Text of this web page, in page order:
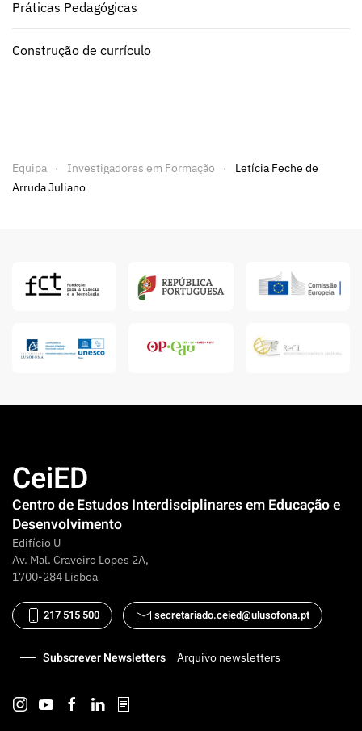
Práticas Pedagógicas
Construção de currículo
Equipa Investigadores em Formação
Letícia Feche de
Arruda Juliano
CeiED
Centro de Estudos Interdisciplinares em Educação e
Desenvolvimento
Edifício U
Av. Mal. Craveiro Lopes 2A,
1700-284 Lisboa
217 515 500 secretariado.ceied@ulusofona.pt
Subscrever Newsletters Arquivo newsletters